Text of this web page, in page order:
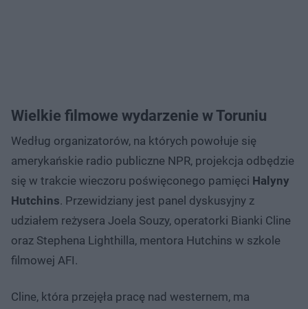
Wielkie filmowe wydarzenie w Toruniu
Według organizatorów, na których powołuje się
amerykańskie radio publiczne NPR, projekcja odbędzie
się w trakcie wieczoru poświęconego pamięci Halyny
Hutchins. Przewidziany jest panel dyskusyjny z
udziałem reżysera Joela Souzy, operatorki Bianki Cline
oraz Stephena Lighthilla, mentora Hutchins w szkole
filmowej AFI.
Cline, która przejęła pracę nad westernem, ma